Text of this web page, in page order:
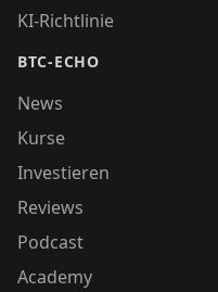
KI-Richtlinie
BTC-ECHO
News
Kurse
Investieren
Reviews
Podcast
Academy